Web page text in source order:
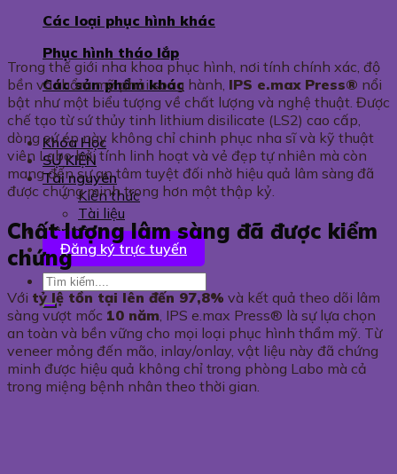
Các loại phục hình khác
Phục hình tháo lắp
Các sản phẩm khác
Khóa Học
SỰ KIỆN
Tài nguyên
Kiến thức
Tài liệu
Liên hệ
Đăng ký trực tuyến
Trong thế giới nha khoa phục hình, nơi tính chính xác, độ
bền và thẩm mỹ phải song hành, IPS e.max Press® nổi
bật như một biểu tượng về chất lượng và nghệ thuật. Được
chế tạo từ sứ thủy tinh lithium disilicate (LS2) cao cấp,
dòng sứ ép này không chỉ chinh phục nha sĩ và kỹ thuật
viên Labo bởi tính linh hoạt và vẻ đẹp tự nhiên mà còn
mang đến sự an tâm tuyệt đối nhờ hiệu quả lâm sàng đã
được chứng minh trong hơn một thập kỷ.
Chất lượng lâm sàng đã được kiểm
chứng
Với tỷ lệ tồn tại lên đến 97,8% và kết quả theo dõi lâm
sàng vượt mốc 10 năm , IPS e.max Press® là sự lựa chọn
an toàn và bền vững cho mọi loại phục hình thẩm mỹ. Từ
veneer mỏng đến mão, inlay/onlay, vật liệu này đã chứng
minh được hiệu quả không chỉ trong phòng Labo mà cả
trong miệng bệnh nhân theo thời gian.